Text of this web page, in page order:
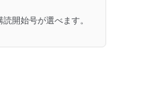
開始号が選べます。